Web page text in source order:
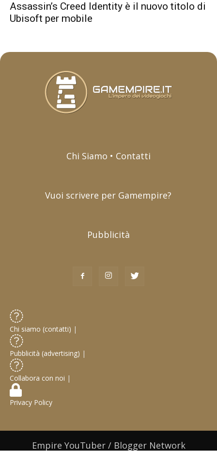
Assassin’s Creed Identity è il nuovo titolo di
Ubisoft per mobile
Chi Siamo • Contatti
Vuoi scrivere per Gamempire?
Pubblicità
Chi siamo (contatti) |
Pubblicità (advertising) |
Collabora con noi |
Privacy Policy
Empire YouTuber / Blogger Network